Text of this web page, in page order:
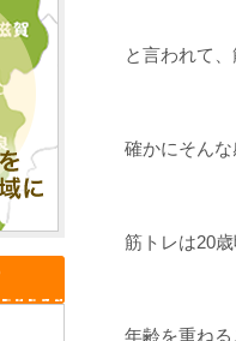
と言われて
確かにそんな
筋トレは20
年齢を重ね